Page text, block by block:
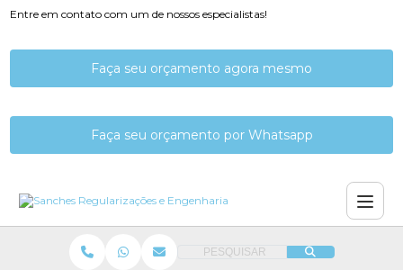
Entre em contato com um de nossos especialistas!
Faça seu orçamento agora mesmo
Faça seu orçamento por Whatsapp
PESQUISAR